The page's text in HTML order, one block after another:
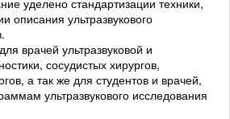
описания ультразвукового
врачей ультразвуковой и
сосудистых хирургов,
а так же для студентов и врачей,
ультразвукового исследования